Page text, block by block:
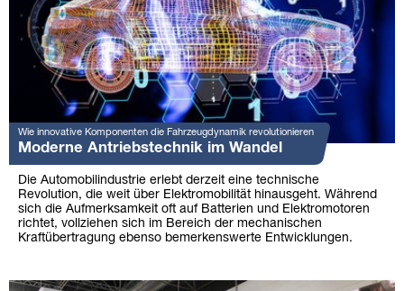
Wie innovative Komponenten die Fahrzeugdynamik revolutionieren
Moderne Antriebstechnik im Wandel
Die Automobilindustrie erlebt derzeit eine technische
Revolution, die weit über Elektromobilität hinausgeht. Während
sich die Aufmerksamkeit oft auf Batterien und Elektromotoren
richtet, vollziehen sich im Bereich der mechanischen
Kraftübertragung ebenso bemerkenswerte Entwicklungen.